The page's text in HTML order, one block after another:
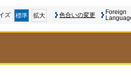
ズ 標準 拡大 色合いの変更
Foreign